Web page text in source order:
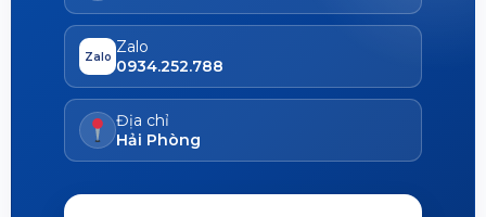
Zalo Zalo
0934.252.788
Địa chỉ
Hải Phòng